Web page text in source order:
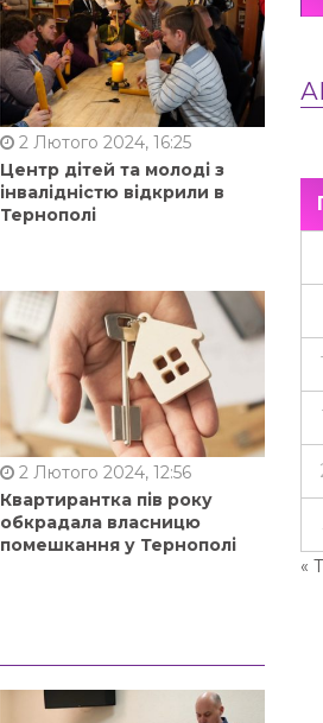
2 Лютого 2024, 16:25
Центр дітей та молоді з
інвалідністю відкрили в
Тернополі
2 Лютого 2024, 12:56
Квартирантка пів року
обкрадала власницю
помешкання у Тернополі
«